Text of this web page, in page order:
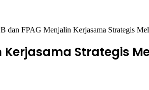
dan FPAG Menjalin Kerjasama Strategis
Kerjasama Strategis